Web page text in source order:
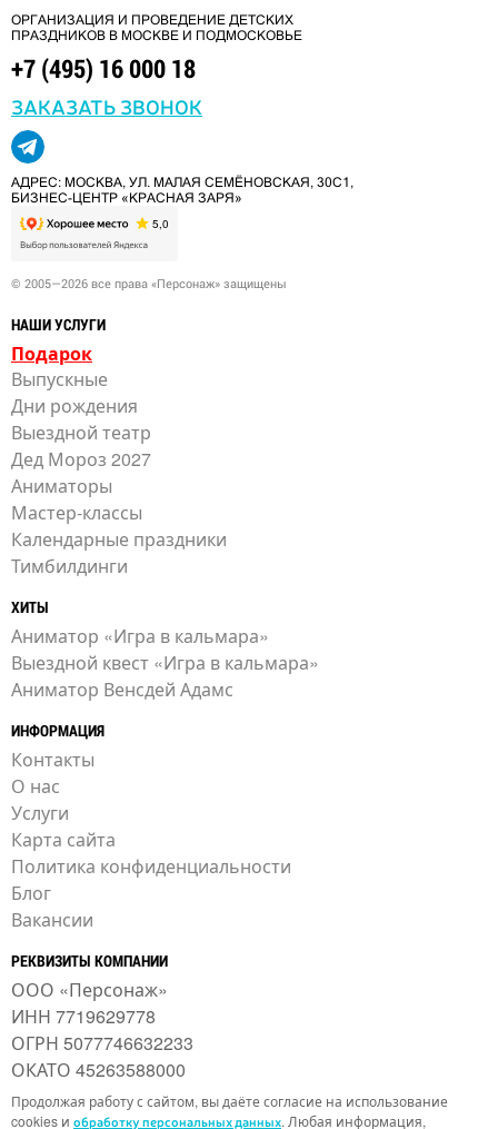
ОРГАНИЗАЦИЯ И ПРОВЕДЕНИЕ ДЕТСКИХ
ПРАЗДНИКОВ В МОСКВЕ И ПОДМОСКОВЬЕ
+7 (495) 16 000 18
ЗАКАЗАТЬ ЗВОНОК
АДРЕС: МОСКВА, УЛ. МАЛАЯ СЕМЁНОВСКАЯ, 30С1,
БИЗНЕС-ЦЕНТР «КРАСНАЯ ЗАРЯ»
© 2005—2026 все права «Персонаж» защищены
НАШИ УСЛУГИ
Подарок
Выпускные
Дни рождения
Выездной театр
Дед Мороз 2027
Аниматоры
Мастер-классы
Календарные праздники
Тимбилдинги
ХИТЫ
Аниматор «Игра в кальмара»
Выездной квест «Игра в кальмара»
Аниматор Венсдей Адамс
ИНФОРМАЦИЯ
Контакты
О нас
Услуги
Карта сайта
Политика конфиденциальности
Блог
Вакансии
РЕКВИЗИТЫ КОМПАНИИ
ООО «Персонаж»
ИНН 7719629778
ОГРН 5077746632233
ОКАТО 45263588000
Продолжая работу с сайтом, вы даёте согласие на использование
cookies и обработку персональных данных. Любая информация,